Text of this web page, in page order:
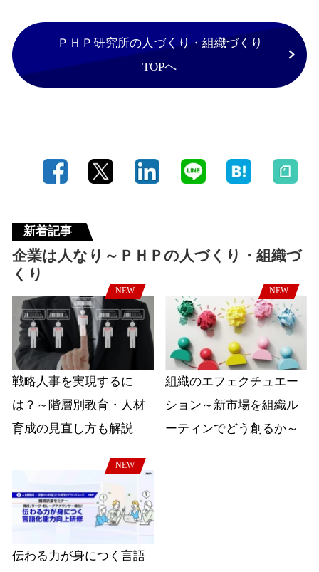
ＰＨＰ研究所の人づくり・組織づくり
TOPへ
新着記事
企業は人なり～ＰＨＰの人づくり・組織づ
くり
NEW
戦略人事を実現するに
は？～階層別教育・人材
育成の見直し方も解説
NEW
組織のエフェクチュエー
ション～新市場を組織ル
ーティンでどう創るか～
NEW
伝わる力が身につく言語